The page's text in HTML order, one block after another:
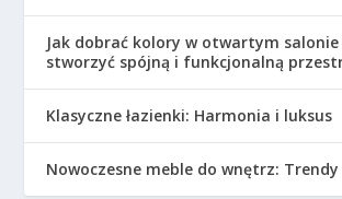
Jak dobrać kolory w otwartym salonie
stworzyć spójną i funkcjonalną
Klasyczne łazienki: Harmonia i luksus
Nowoczesne meble do wnętrz: